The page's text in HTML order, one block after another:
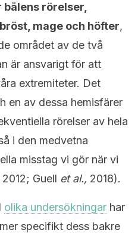
rörelser,
mage och höfter,
området av de två
är ansvarigt för att
extremiteter. Det
en av dessa hemisfärer
rörelser av hela
i den medvetna
misstag vi gör när vi
2012; Guell et al., 2018).
olika undersökningar har
specifikt dess bakre